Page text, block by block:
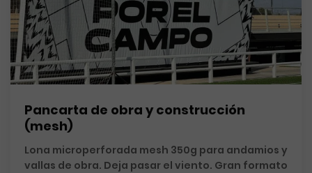
Pancarta de obra y construcción
(mesh)
Lona microperforada mesh 350g para andamios y
vallas de obra. Deja pasar el viento. Gran formato